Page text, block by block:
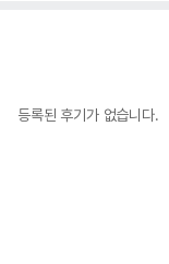
등록된 후기가 없습니다.